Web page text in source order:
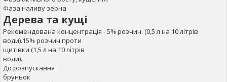
Фаза наливу зерна
Дерева та кущі
Рекомендована концентрація - 5% розчин. (0,5 л на 10 літрів
води).15% розчин проти
щитівки (1,5 л на 10 літрів
води).
До розпускання
бруньок